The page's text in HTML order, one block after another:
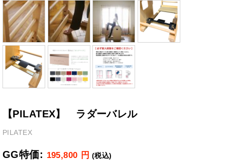
【PILATEX】 ラダーバレル
PILATEX
GG特価: 195,800 円 (税込)